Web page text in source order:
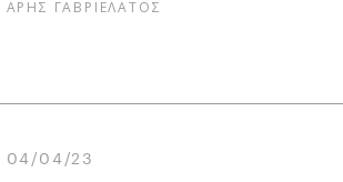
ΑΡΗΣ ΓΑΒΡΙΕΛΑΤΟΣ
04/04/23